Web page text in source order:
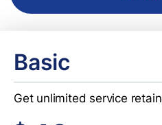
Basic
Get unlimited service